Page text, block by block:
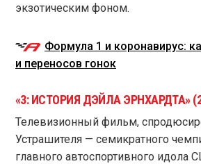
экзотическим фоном.
Формула 1 и коронавирус:
и переносов гонок
«3: ИСТОРИЯ ДЭЙЛА ЭРНХАРДТА»
Телевизионный фильм,
Устрашителя — семикратного
главного автоспортивного